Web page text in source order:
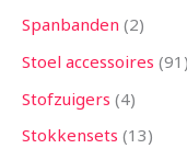
Spanbanden 2
Stoel accessoires 91
Stofzuigers 4
Stokkensets 13